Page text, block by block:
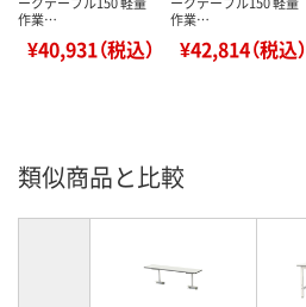
作業…
¥40,931（税込）
作業…
¥42,814（税込）
類似商品と比較